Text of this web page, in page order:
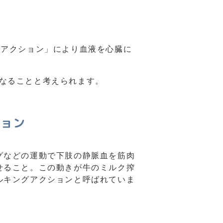
クション」により血液を心臓に
ることと考えられます。
ン
どの運動で下肢の静脈血を筋肉
こと。この動きが牛のミルク搾
ングアクションと呼ばれていま